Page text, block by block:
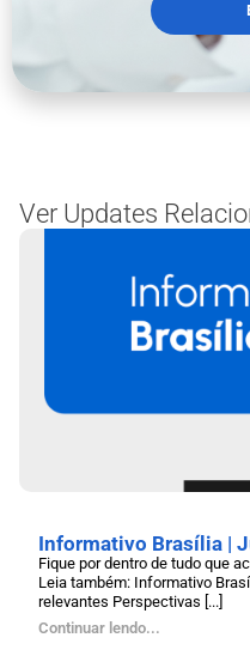
Ver Updates
Informativo Brasília |
Fique por dentro de tudo que
Leia também: Informativo
relevantes Perspectivas [...]
Continuar lendo...